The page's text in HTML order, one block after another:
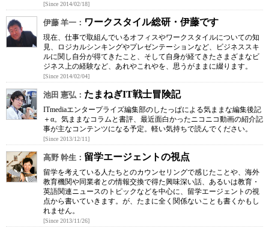
[Since 2014/02/18]
伊藤 羊一： ワークスタイル総研・伊藤です
現在、仕事で取組んでいるオフィスやワークスタイルについての知
見、ロジカルシンキングやプレゼンテーションなど、ビジネススキ
ルに関し自分が得てきたこと、そして自身が経てきたさまざまなビ
ジネス上の経験など、あれやこれやを、思うがままに綴ります。
[Since 2014/02/04]
池田 憲弘： たまねぎIT戦士冒険記
ITmediaエンタープライズ編集部のしたっぱによる気ままな編集後記
＋α。気ままなコラムと書評、最近面白かったニコニコ動画の紹介記
事が主なコンテンツになる予定。軽い気持ちで読んでください。
[Since 2013/12/11]
高野 幹生： 留学エージェントの視点
留学を考えている人たちとのカウンセリングで感じたことや、海外
教育機関や同業者との情報交換で得た興味深い話、あるいは教育・
英語関連ニュースのトピックなどを中心に、留学エージェントの視
点から書いていきます。が、たまに全く関係ないことも書くかもし
れません。
[Since 2013/11/26]